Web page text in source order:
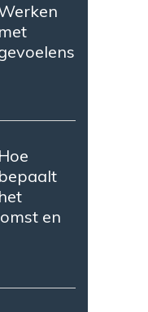
met
Hoe
bepaalt
het
en